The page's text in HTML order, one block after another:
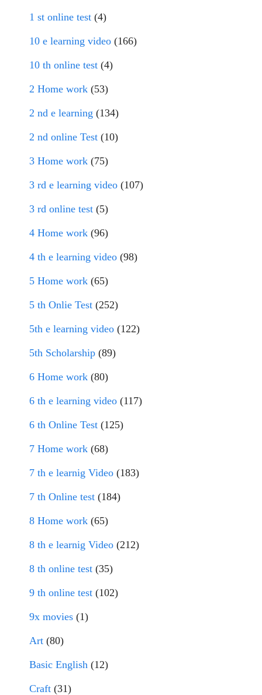
1 st online test (4)
10 e learning video (166)
10 th online test (4)
2 Home work (53)
2 nd e learning (134)
2 nd online Test (10)
3 Home work (75)
3 rd e learning video (107)
3 rd online test (5)
4 Home work (96)
4 th e learning video (98)
5 Home work (65)
5 th Onlie Test (252)
5th e learning video (122)
5th Scholarship (89)
6 Home work (80)
6 th e learning video (117)
6 th Online Test (125)
7 Home work (68)
7 th e learnig Video (183)
7 th Online test (184)
8 Home work (65)
8 th e learnig Video (212)
8 th online test (35)
9 th online test (102)
9x movies (1)
Art (80)
Basic English (12)
Craft (31)